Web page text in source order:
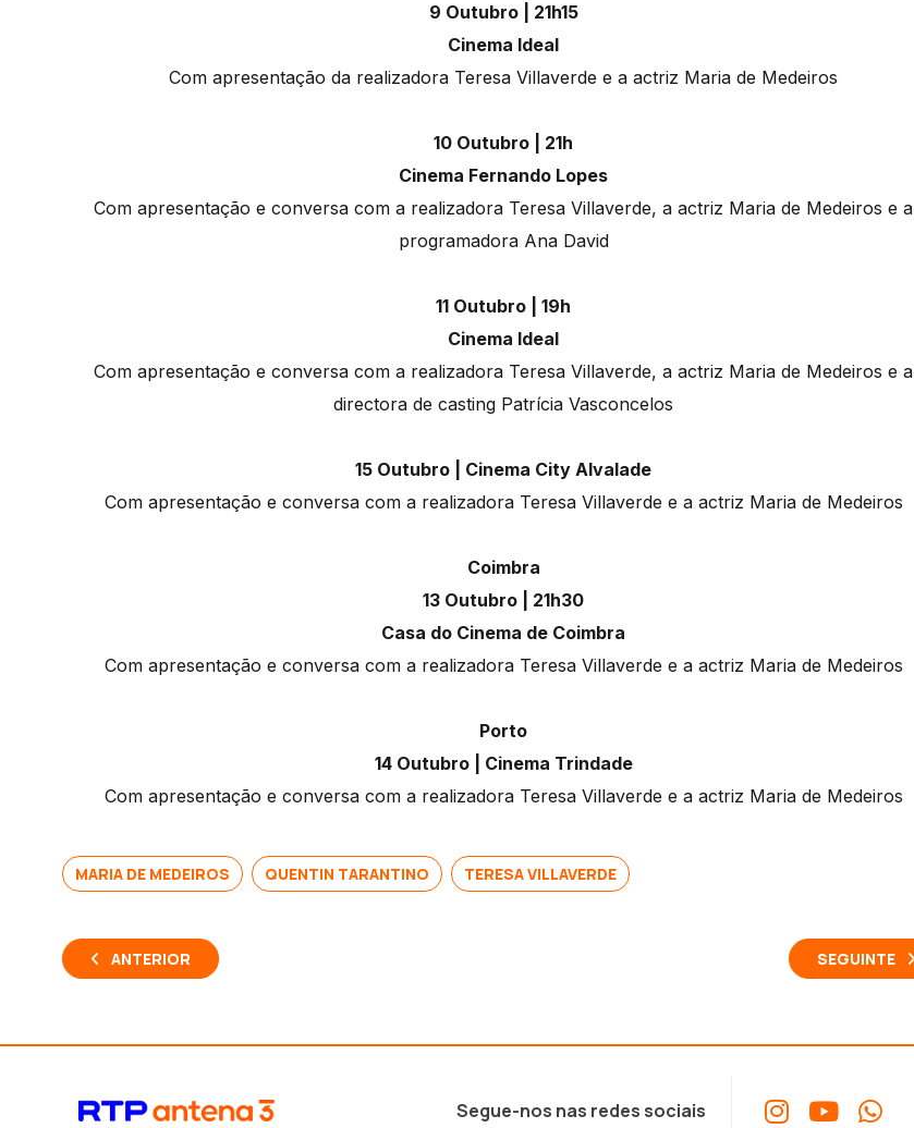
9 Outubro | 21h15
Cinema Ideal
Com apresentação da realizadora Teresa Villaverde e a actriz Maria de Medeiros
10 Outubro | 21h
Cinema Fernando Lopes
Com apresentação e conversa com a realizadora Teresa Villaverde, a actriz Maria de Medeiros e a
programadora Ana David
11 Outubro | 19h
Cinema Ideal
Com apresentação e conversa com a realizadora Teresa Villaverde, a actriz Maria de Medeiros e a
directora de casting Patrícia Vasconcelos
15 Outubro | Cinema City Alvalade
Com apresentação e conversa com a realizadora Teresa Villaverde e a actriz Maria de Medeiros
Coimbra
13 Outubro | 21h30
Casa do Cinema de Coimbra
Com apresentação e conversa com a realizadora Teresa Villaverde e a actriz Maria de Medeiros
Porto
14 Outubro | Cinema Trindade
Com apresentação e conversa com a realizadora Teresa Villaverde e a actriz Maria de Medeiros
MARIA DE MEDEIROS QUENTIN TARANTINO TERESA VILLAVERDE
ANTERIOR SEGUINTE
Segue-nos nas redes sociais